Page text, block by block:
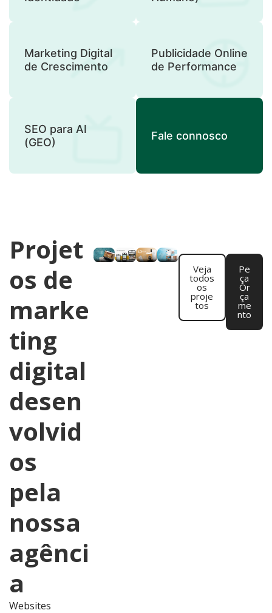
Marketing Digital
de Crescimento
Publicidade Online
de Performance
SEO para AI
(GEO)
Fale connosco
Projet
os de
marke
ting
digital
desen
volvid
os
pela
nossa
agênci
a
Websites
Veja
todos
os
proje
tos
Pe
ça
Or
ça
me
nto